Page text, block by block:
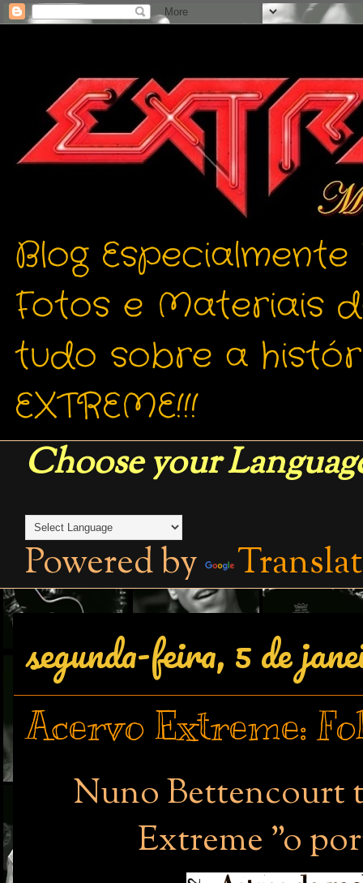
Blog
Fotos e Materiais
tudo sobre a
EXTREME!!!
Choose your
Powered by
segunda-feira, 5 de
Acervo Extreme:
Nuno Bettencourt
Extreme "o